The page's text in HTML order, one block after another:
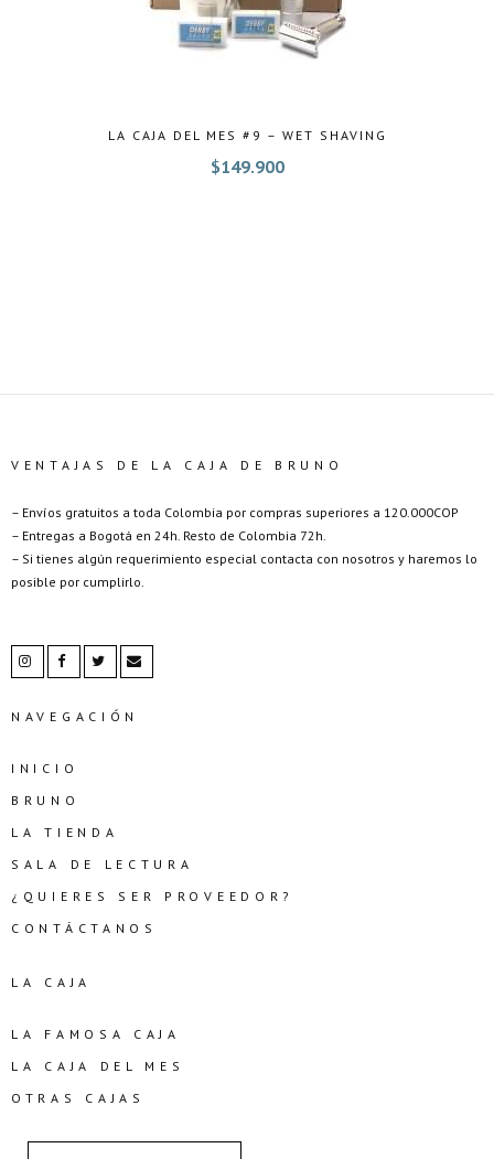
LA CAJA DEL MES #9 – WET SHAVING
$149.900
VENTAJAS DE LA CAJA DE BRUNO
– Envíos gratuitos a toda Colombia por compras superiores a 120.000COP
– Entregas a Bogotá en 24h. Resto de Colombia 72h.
– Si tienes algún requerimiento especial contacta con nosotros y haremos lo
posible por cumplirlo.
NAVEGACIÓN
INICIO
BRUNO
LA TIENDA
SALA DE LECTURA
¿QUIERES SER PROVEEDOR?
CONTÁCTANOS
LA CAJA
LA FAMOSA CAJA
LA CAJA DEL MES
OTRAS CAJAS